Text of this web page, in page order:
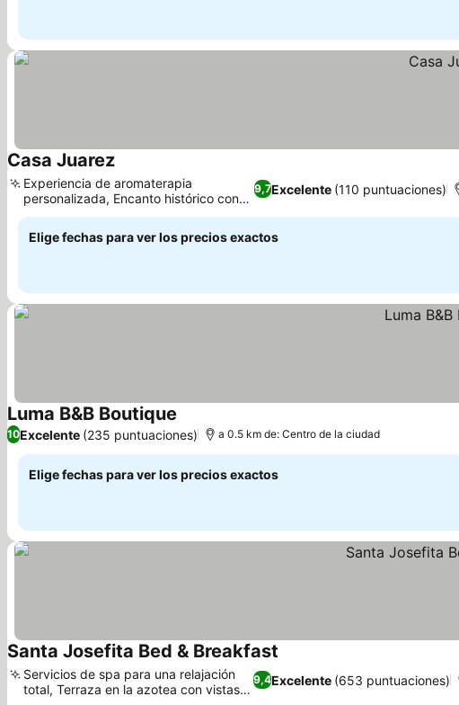
Casa JuarezVer precios
9,7Excelente (110 puntuaciones)
Experiencia de aromaterapia
personalizada, Encanto histórico con
diseño moderno
Elige fechas para ver los precios exactos
Luma B&B Boutique Ver precios
10Excelente (235 puntuaciones) a 0.5 km de: Centro de la ciudad
Elige fechas para ver los precios exactos
Santa Josefita Bed & Breakfast
9,4Excelente (653 puntuaciones)
Servicios de spa para una relajación
total, Terraza en la azotea con vistas al